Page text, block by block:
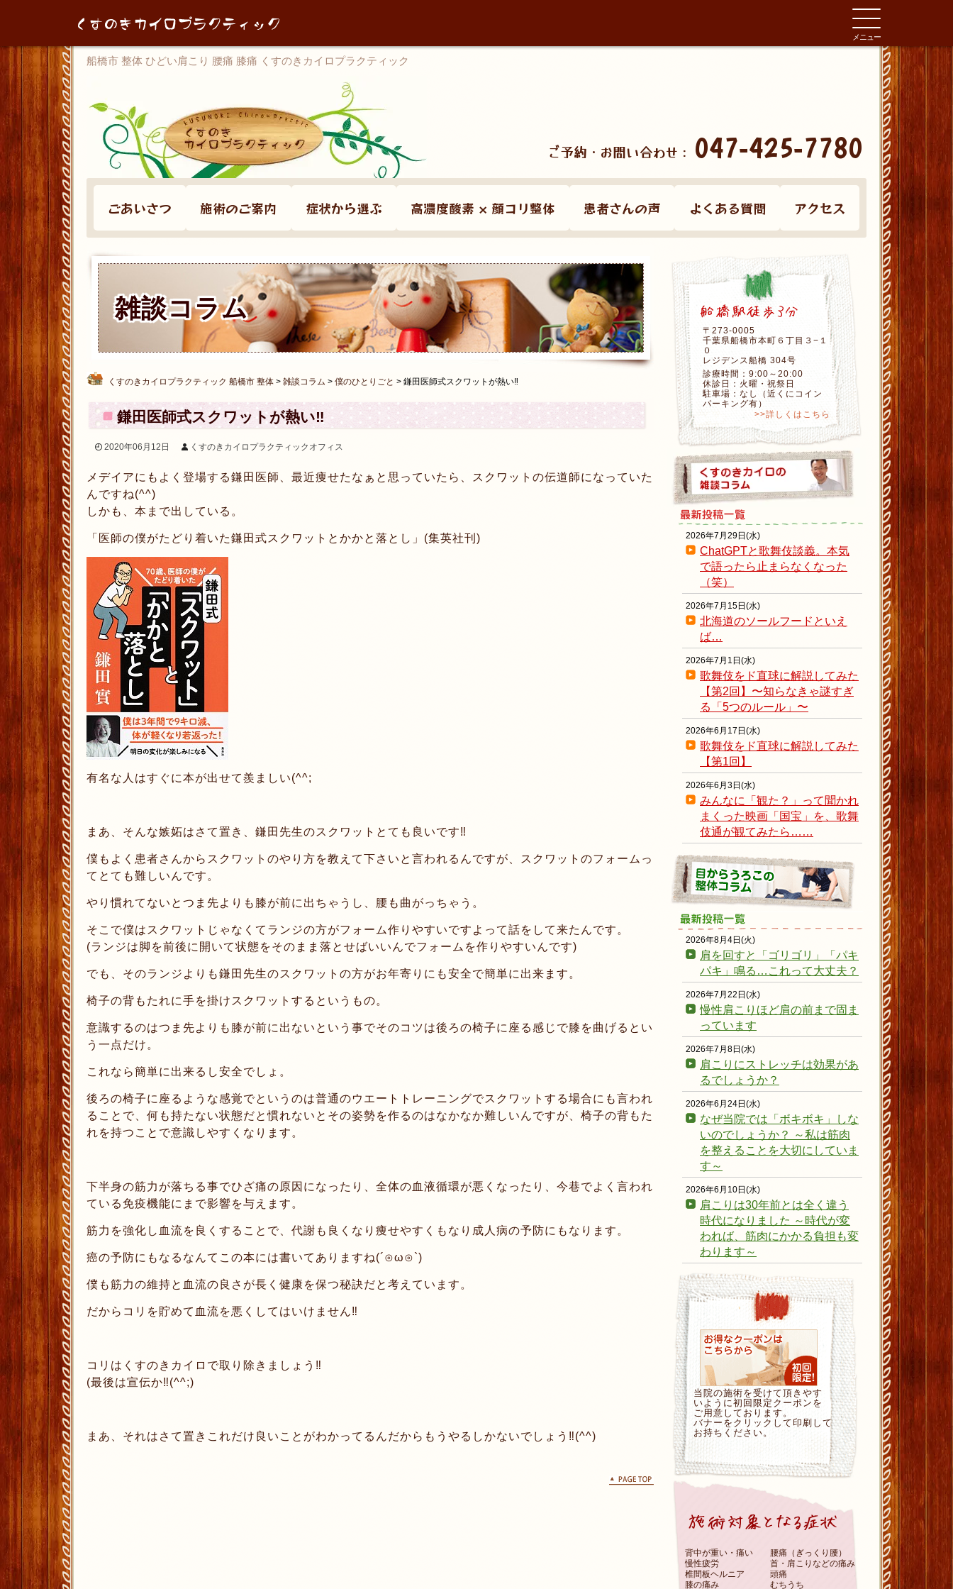
船橋市 整体 ひどい肩こり 腰痛 膝痛 くすのきカイロプラクティック
ご予約・お問い合わせ： 047-425-7780
ごあいさつ 施術のご案内 症状から選ぶ 高濃度酸素 × 顔コリ整体 患者さんの声 よくある質問 アクセス
雑談コラム
くすのきカイロプラクティック 船橋市 整体 > 雑談コラム > 僕のひとりごと > 鎌田医師式スクワットが熱い‼︎
鎌田医師式スクワットが熱い‼︎
2020年06月12日 くすのきカイロプラクティックオフィス
メデイアにもよく登場する鎌田医師、最近痩せたなぁと思っていたら、スクワットの伝道師になっていた
んですね(^^)
しかも、本まで出している。
「医師の僕がたどり着いた鎌田式スクワットとかかと落とし」(集英社刊)
有名な人はすぐに本が出せて羨ましい(^^;
まあ、そんな嫉妬はさて置き、鎌田先生のスクワットとても良いです‼︎
僕もよく患者さんからスクワットのやり方を教えて下さいと言われるんですが、スクワットのフォームっ
てとても難しいんです。
やり慣れてないとつま先よりも膝が前に出ちゃうし、腰も曲がっちゃう。
そこで僕はスクワットじゃなくてランジの方がフォーム作りやすいですよって話をして来たんです。
(ランジは脚を前後に開いて状態をそのまま落とせばいいんでフォームを作りやすいんです)
でも、そのランジよりも鎌田先生のスクワットの方がお年寄りにも安全で簡単に出来ます。
椅子の背もたれに手を掛けスクワットするというもの。
意識するのはつま先よりも膝が前に出ないという事でそのコツは後ろの椅子に座る感じで膝を曲げるとい
う一点だけ。
これなら簡単に出来るし安全でしょ。
後ろの椅子に座るような感覚でというのは普通のウエートトレーニングでスクワットする場合にも言われ
ることで、何も持たない状態だと慣れないとその姿勢を作るのはなかなか難しいんですが、椅子の背もた
れを持つことで意識しやすくなります。
下半身の筋力が落ちる事でひざ痛の原因になったり、全体の血液循環が悪くなったり、今巷でよく言われ
ている免疫機能にまで影響を与えます。
筋力を強化し血流を良くすることで、代謝も良くなり痩せやすくもなり成人病の予防にもなります。
癌の予防にもなるなんてこの本には書いてありますね(´⊙ω⊙`)
僕も筋力の維持と血流の良さが長く健康を保つ秘訣だと考えています。
だからコリを貯めて血流を悪くしてはいけません‼︎
コリはくすのきカイロで取り除きましょう‼︎
(最後は宣伝か‼︎(^^;)
まあ、それはさて置きこれだけ良いことがわかってるんだからもうやるしかないでしょう‼︎(^^)
ページの先頭に戻る
〒273-0005
千葉県船橋市本町６丁目３−１
０
レジデンス船橋 304号
診療時間：9:00～20:00
休診日：火曜・祝祭日
駐車場：なし（近くにコイン
パーキング有）
>>詳しくはこちら
2026年7月29日(水)
ChatGPTと歌舞伎談義。本気
で語ったら止まらなくなった
（笑）
2026年7月15日(水)
北海道のソールフードといえ
ば…
2026年7月1日(水)
歌舞伎をド直球に解説してみた
【第2回】〜知らなきゃ謎すぎ
る「5つのルール」〜
2026年6月17日(水)
歌舞伎をド直球に解説してみた
【第1回】
2026年6月3日(水)
みんなに「観た？」って聞かれ
まくった映画「国宝」を、歌舞
伎通が観てみたら……
2026年8月4日(火)
肩を回すと「ゴリゴリ」「パキ
パキ」鳴る…これって大丈夫？
2026年7月22日(水)
慢性肩こりほど肩の前まで固ま
っています
2026年7月8日(水)
肩こりにストレッチは効果があ
るでしょうか？
2026年6月24日(水)
なぜ当院では「ボキボキ」しな
いのでしょうか？ ～私は筋肉
を整えることを大切にしていま
す～
2026年6月10日(水)
肩こりは30年前とは全く違う
時代になりました ～時代が変
われば、筋肉にかかる負担も変
わります～
当院の施術を受けて頂きやす
いように初回限定クーポンを
ご用意しております。
バナーをクリックして印刷して
お持ちください。
背中が重い・痛い
腰痛（ぎっくり腰）
慢性疲労
首・肩こりなどの痛み
椎間板ヘルニア
頭痛
膝の痛み
むちうち
メニュー